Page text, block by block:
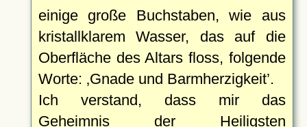
einige große Buchstaben, wie aus
kristallklarem Wasser, das auf die
Oberfläche des Altars floss, folgende
Worte: Gnade und Barmherzigkeit .
Ich verstand, dass mir das
Geheimnis der Heiligsten